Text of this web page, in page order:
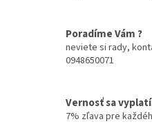
Poradíme Vám ?
neviete si rady,
0948650071
Vernosť sa vyplatí
7% zľava pre